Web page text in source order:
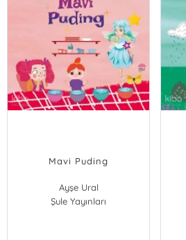
Mavi Puding
Ayşe Ural
Şule Yayınları